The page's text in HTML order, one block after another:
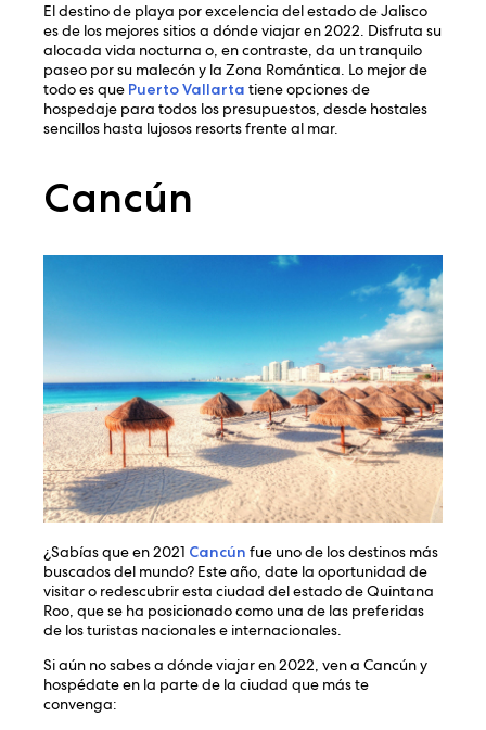
El destino de playa por excelencia del estado de Jalisco
es de los mejores sitios a dónde viajar en 2022. Disfruta su
alocada vida nocturna o, en contraste, da un tranquilo
paseo por su malecón y la Zona Romántica. Lo mejor de
todo es que Puerto Vallarta tiene opciones de
hospedaje para todos los presupuestos, desde hostales
sencillos hasta lujosos resorts frente al mar.
Cancún
¿Sabías que en 2021 Cancún fue uno de los destinos más
buscados del mundo? Este año, date la oportunidad de
visitar o redescubrir esta ciudad del estado de Quintana
Roo, que se ha posicionado como una de las preferidas
de los turistas nacionales e internacionales.
Si aún no sabes a dónde viajar en 2022, ven a Cancún y
hospédate en la parte de la ciudad que más te
convenga: